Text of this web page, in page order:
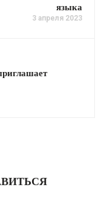
языка
3 апреля 2023